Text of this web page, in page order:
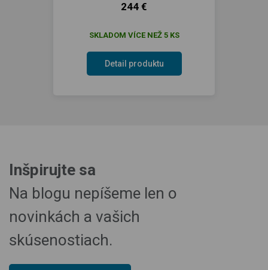
244 €
SKLADOM VÍCE NEŽ 5 KS
Detail produktu
Inšpirujte sa
Na blogu nepíšeme len o
novinkách a vašich
skúsenostiach.